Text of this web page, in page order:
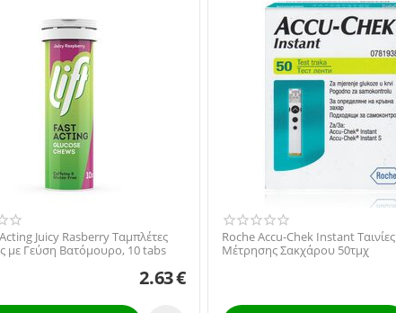
Juicy Rasberry Ταμπλέτες
με Γεύση Βατόμουρο, 10 tabs
2.63€
Roche Accu-Chek Instant Ταινίες
Μέτρησης Σακχάρου 50τμχ